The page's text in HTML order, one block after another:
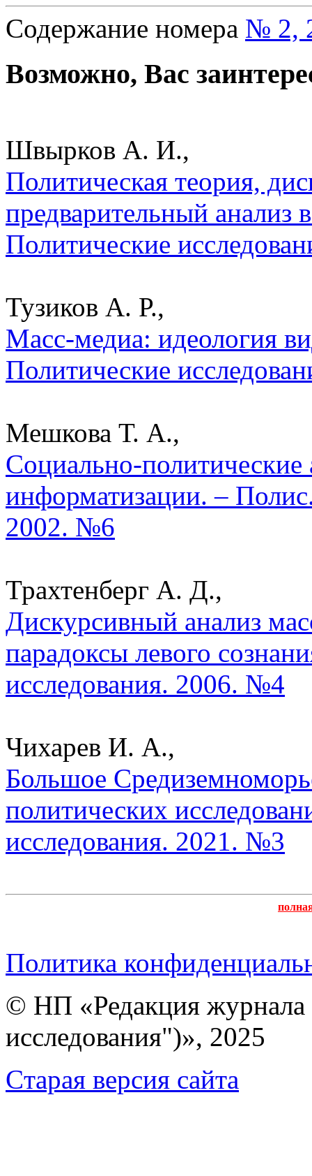
Содержание номера № 2,
Возможно, Вас
Швырков А. И.,
Политическая теория,
предварительный
Политические
Тузиков А. Р.,
Масс-медиа: идеология
Политические
Мешкова Т. А.,
Социально-политические
информатизации. –
2002. №6
Трахтенберг А. Д.,
Дискурсивный анализ
парадоксы левого
исследования. 2006. №4
Чихарев И. А.,
Большое
политических
исследования. 2021. №3
Политика
© НП «Редакция
исследования")», 2025
Cтарая версия сайта